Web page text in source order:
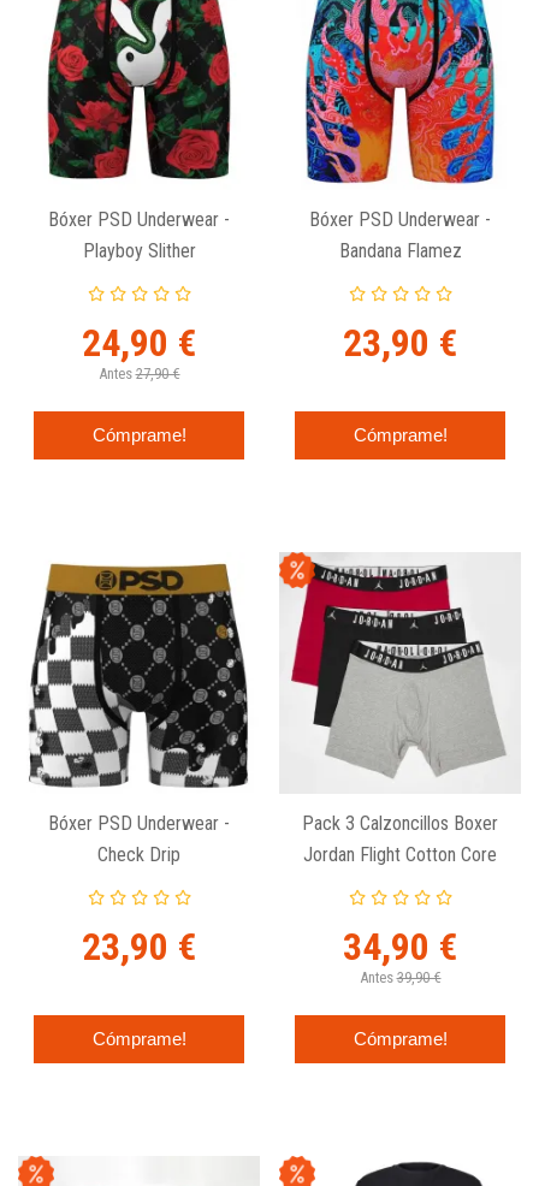
Bóxer PSD Underwear -
Playboy Slither
24,90 €
Antes 27,90 €
Cómprame!
Bóxer PSD Underwear -
Bandana Flamez
23,90 €
Cómprame!
Bóxer PSD Underwear -
Check Drip
23,90 €
Cómprame!
Pack 3 Calzoncillos Boxer
Jordan Flight Cotton Core
Negro Rojo Gris
34,90 €
Antes 39,90 €
Cómprame!